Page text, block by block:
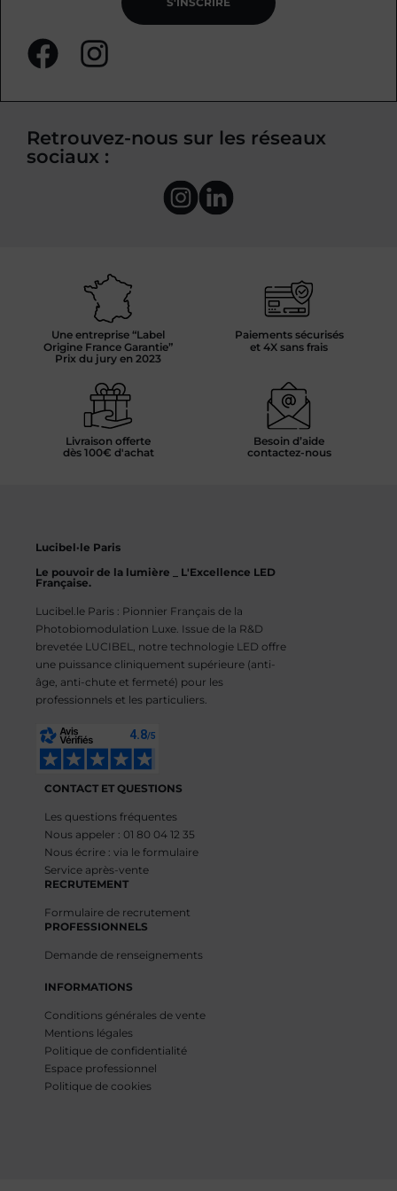
Retrouvez-nous sur les réseaux
sociaux :
Une entreprise “Label
Origine France Garantie”
Prix du jury en 2023
Paiements sécurisés
et 4X sans frais
Livraison offerte
dès 100€ d'achat
Besoin d’aide
contactez-nous
Lucibel·le Paris
Le pouvoir de la lumière _ L'Excellence LED
Française.
Lucibel.le Paris : Pionnier Français de la
Photobiomodulation Luxe. Issue de la R&D
brevetée LUCIBEL, notre technologie LED offre
une puissance cliniquement supérieure (anti-
âge, anti-chute et fermeté) pour les
professionnels et les particuliers.
CONTACT ET QUESTIONS
Les questions fréquentes
Nous appeler : 01 80 04 12 35
Nous écrire : via le formulaire
Service après-vente
RECRUTEMENT
Formulaire de recrutement
PROFESSIONNELS
Demande de renseignements
INFORMATIONS
Conditions générales de vente
Mentions légales
Politique de confidentialité
Espace professionnel
Politique de cookies